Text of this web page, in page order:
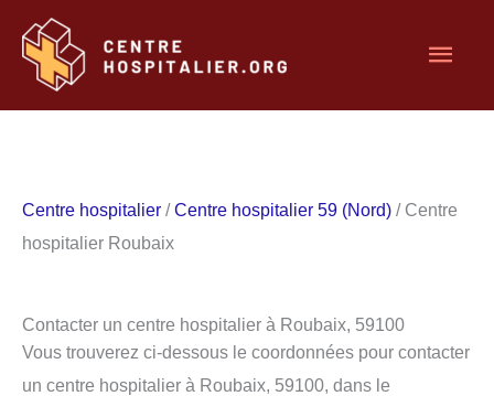
contenu
Centre hospitalier /Centre hospitalier 59 (Nord) / Centre
hospitalier Roubaix
Contacter un centre hospitalier à Roubaix, 59100
Vous trouverez ci-dessous le coordonnées pour contacter
un centre hospitalier à Roubaix, 59100, dans le